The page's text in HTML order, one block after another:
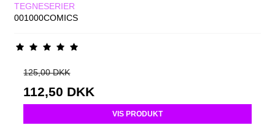
TEGNESERIER
001000COMICS
125,00 DKK
112,50 DKK
VIS PRODUKT